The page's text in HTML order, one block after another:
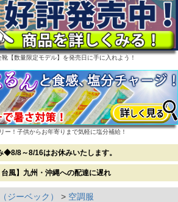
【数量限定モデル】を発売日に手に入れよう！
ー！子供からお年寄りまで気軽に塩分補給！
8～8/16はお休みいたします。
台風】九州・沖縄への配達に遅れ
ジーベック）
空調服